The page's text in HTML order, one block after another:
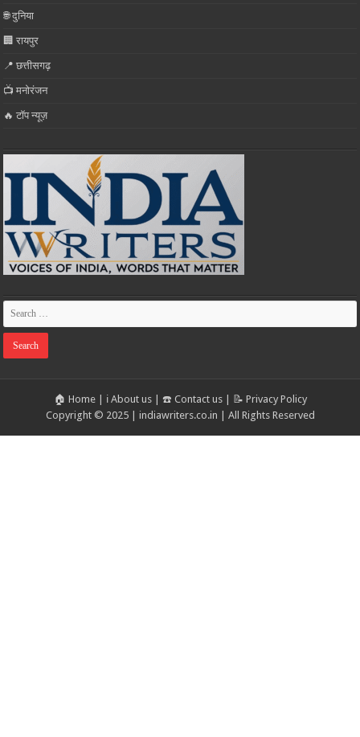
🌐 दुनिया
🏢 रायपुर
📍 छत्तीसगढ़
📺 मनोरंजन
🔥 टॉप न्यूज़
🏠 Home| ℹ️ About us| ☎️ Contact us| 📝 Privacy Policy
Copyright © 2025 | indiawriters.co.in | All Rights Reserved